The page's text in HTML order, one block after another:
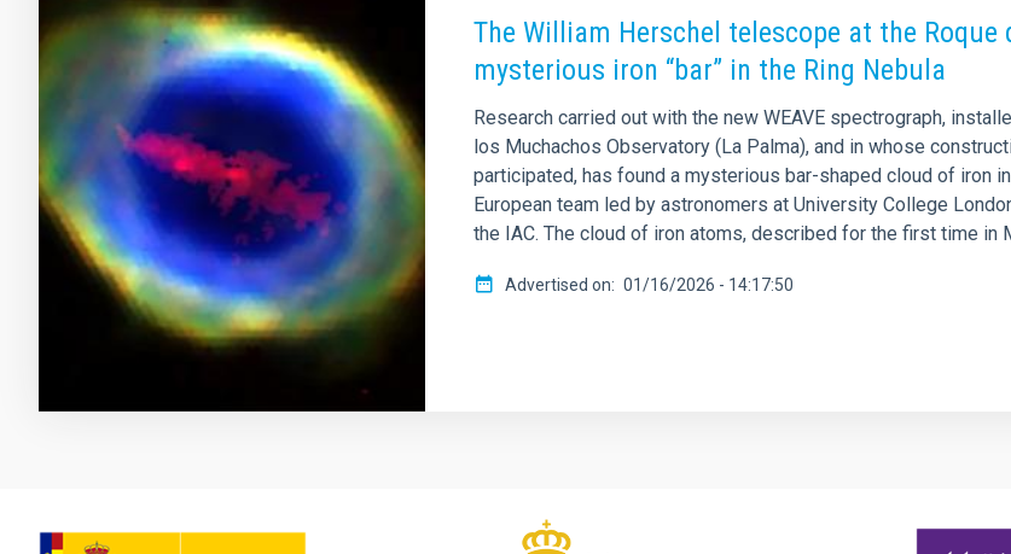
The William Herschel telescope at the
mysterious iron “bar” in the Ring Nebula
Research carried out with the new WEAVE spectrograph,
los Muchachos Observatory (La Palma), and in whose
participated, has found a mysterious bar-shaped cloud of iron
European team led by astronomers at University College
the IAC. The cloud of iron atoms, described for the first time
Advertised on 01/16/2026 - 14:17:50